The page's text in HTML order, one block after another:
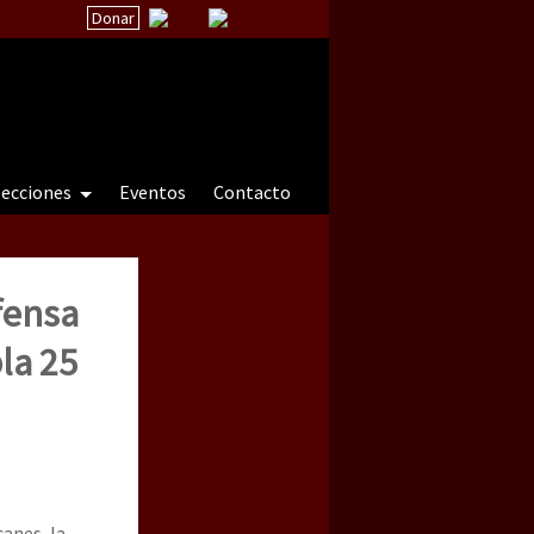
Donar
Eventos
Contacto
natureza sob cerco)
25